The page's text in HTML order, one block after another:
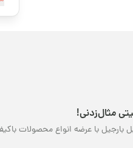
مثال‌زدنی!
بارجیل با عرضه انواع محصولات